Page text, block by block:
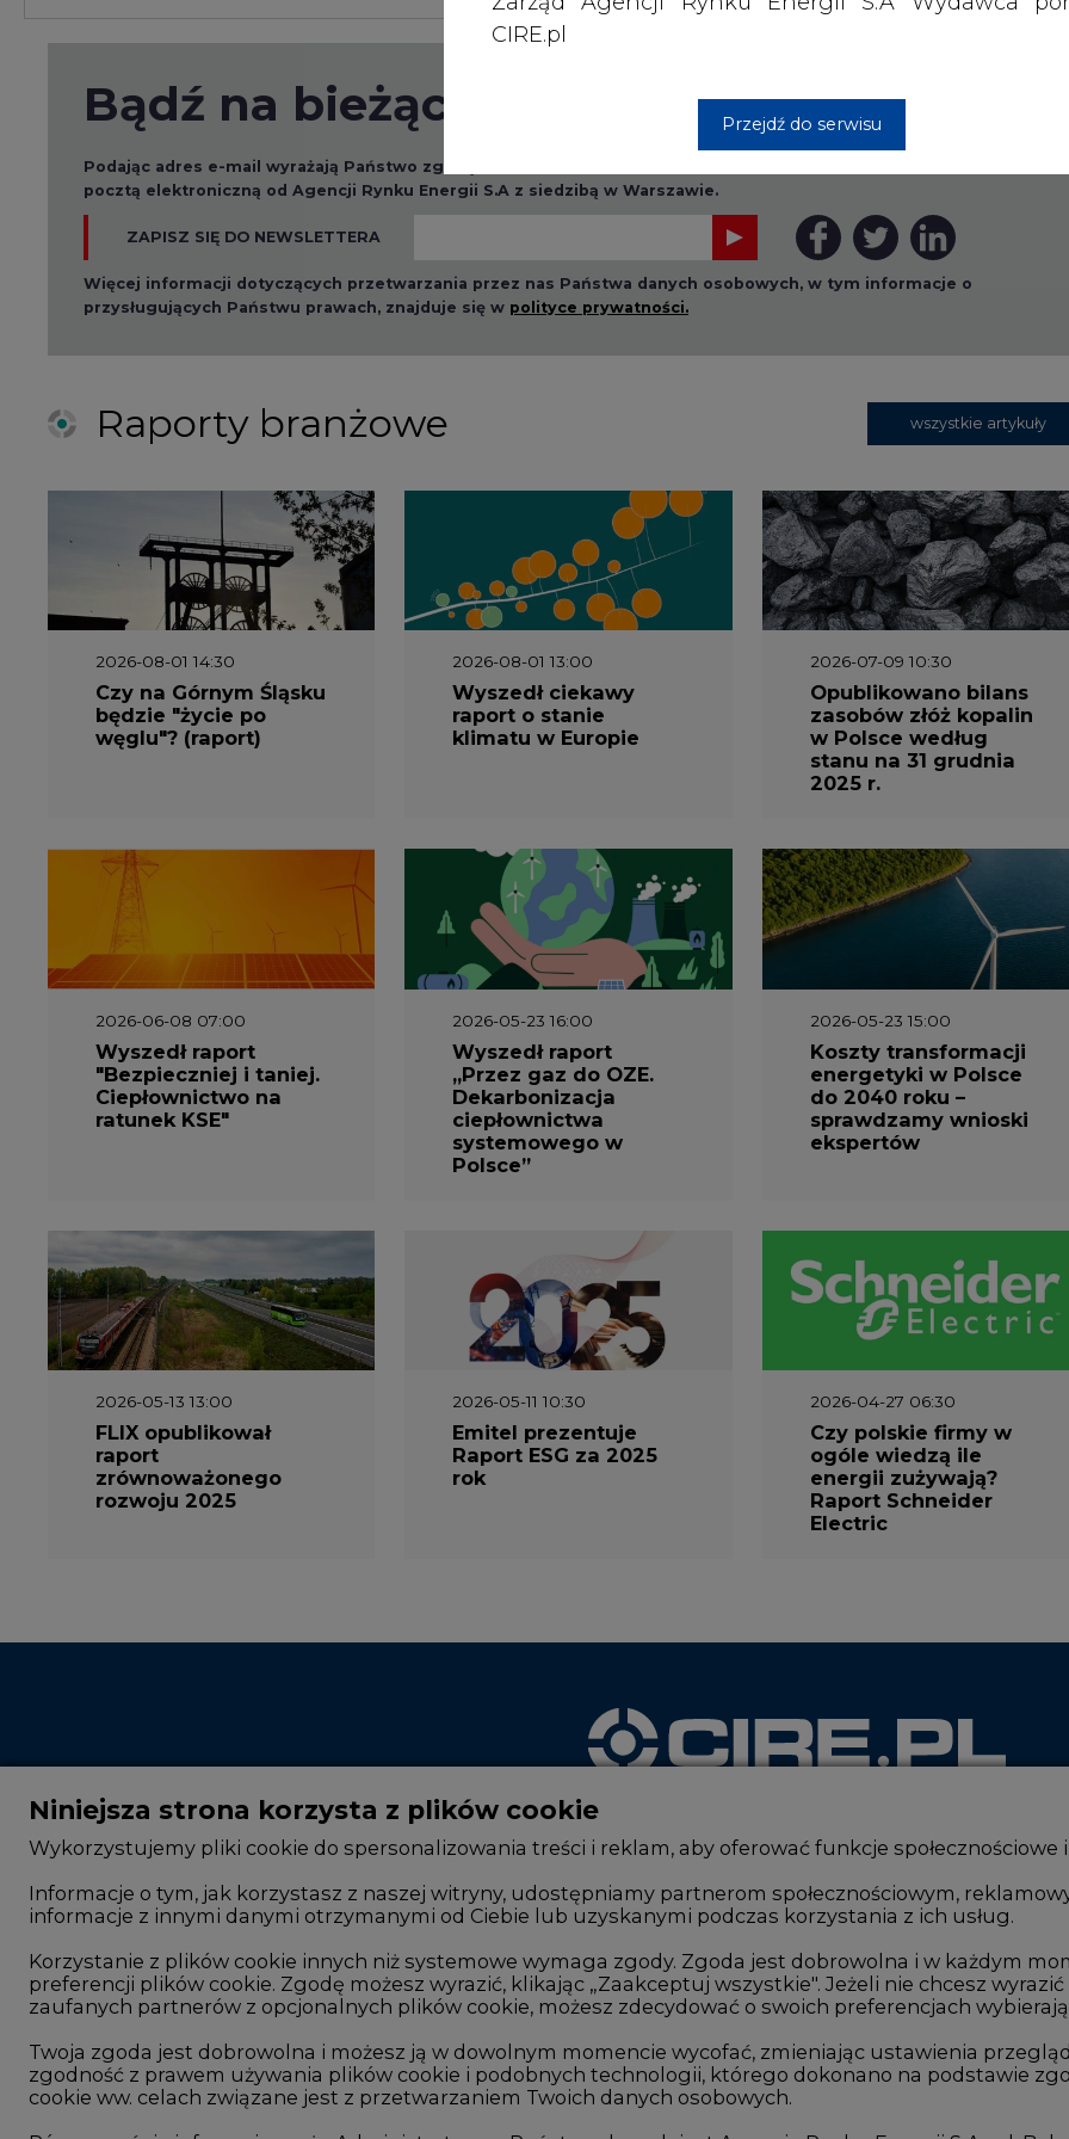
CIRE.pl
Przejdź do serwisu
Bądź na bieżąco
Podając adres e-mail wyrażają Państwo zgodę na otrzymywanie treści marketingowych w postaci newslettera
pocztą elektroniczną od Agencji Rynku Energii S.A z siedzibą w Warszawie.
ZAPISZ SIĘ DO NEWSLETTERA
Więcej informacji dotyczących przetwarzania przez nas Państwa danych osobowych, w tym informacje o
przysługujących Państwu prawach, znajduje się w polityce prywatności.
Raporty branżowe wszystkie artykuły
2026-08-01 14:30
Czy na Górnym Śląsku
będzie "życie po
węglu"? (raport)
2026-08-01 13:00
Wyszedł ciekawy
raport o stanie
klimatu w Europie
2026-07-09 10:30
Opublikowano bilans
zasobów złóż kopalin
w Polsce według
stanu na 31 grudnia
2025 r.
2026-06-08 07:00
Wyszedł raport
"Bezpieczniej i taniej.
Ciepłownictwo na
ratunek KSE"
2026-05-23 16:00
Wyszedł raport
„Przez gaz do OZE.
Dekarbonizacja
ciepłownictwa
systemowego w
Polsce”
2026-05-23 15:00
Koszty transformacji
energetyki w Polsce
do 2040 roku –
sprawdzamy wnioski
ekspertów
2026-05-13 13:00
FLIX opublikował
raport
zrównoważonego
rozwoju 2025
2026-05-11 10:30
Emitel prezentuje
Raport ESG za 2025
rok
2026-04-27 06:30
Czy polskie firmy w
ogóle wiedzą ile
energii zużywają?
Raport Schneider
Electric
CIRE - kim jesteśmy
Reklamuj się na CIRE
Patronat medialny CIRE
ARE - wydawca portalu CIRE
Zasady korzystania z portalu
Rok 2025 na CIRE
Rok 2024 na CIRE
Rok 2023 na CIRE
Rok 2022 na CIRE
RODO
Zmiany kadrowe na rynku
Studio CIRE
Rozmowy o energetyce
Gospodarka
Geopolityka
Innowacje
Handel
Górnictwo
Niniejsza strona korzysta z plików cookie
Wykorzystujemy pliki cookie do spersonalizowania treści i reklam, aby oferować funkcje
Informacje o tym, jak korzystasz z naszej witryny, udostępniamy partnerom społecznościowym,
informacje z innymi danymi otrzymanymi od Ciebie lub uzyskanymi podczas korzystania z ich usług.
Korzystanie z plików cookie innych niż systemowe wymaga zgody. Zgoda jest dobrowolna i w każdym
preferencji plików cookie. Zgodę możesz wyrazić, klikając „Zaakceptuj wszystkie". Jeżeli nie chcesz
zaufanych partnerów z opcjonalnych plików cookie, możesz zdecydować o swoich preferencjach
Twoja zgoda jest dobrowolna i możesz ją w dowolnym momencie wycofać, zmieniając ustawienia
zgodność z prawem używania plików cookie i podobnych technologii, którego dokonano na podstawie
cookie ww. celach związane jest z przetwarzaniem Twoich danych osobowych.